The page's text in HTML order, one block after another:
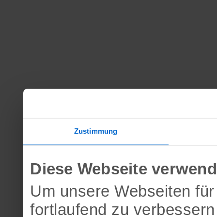
Zustimmung
Diese Webseite
Um unsere Webseiten
fortlaufend zu